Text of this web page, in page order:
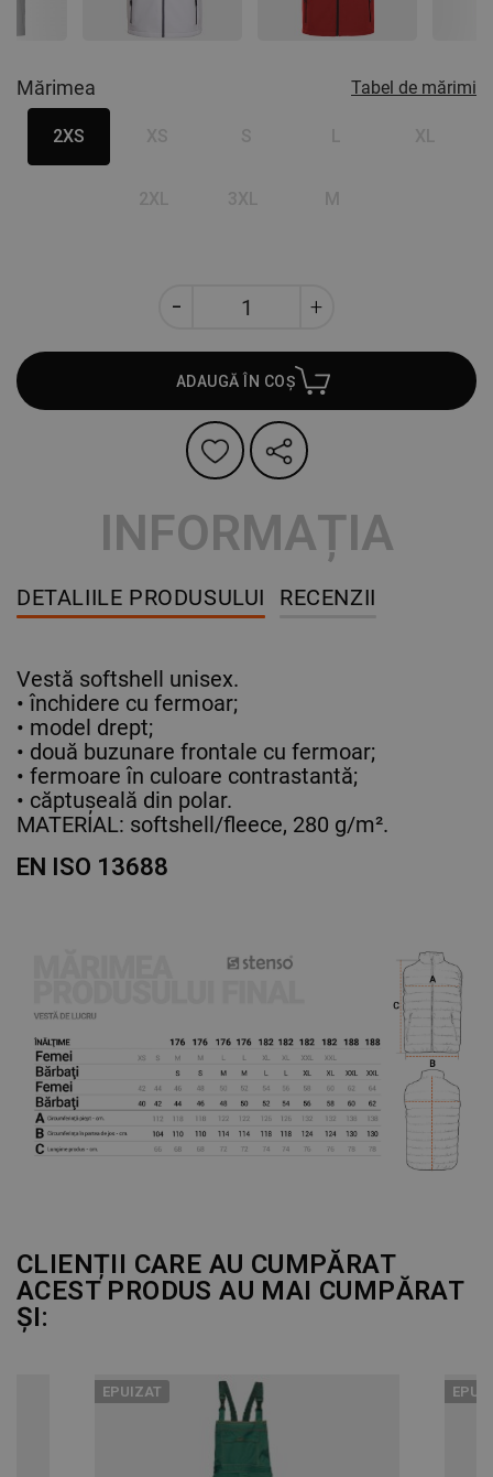
Mărimea Tabel de mărimi
2XS
ADAUGĂ ÎN COȘ
INFORMAȚIA
DETALIILE PRODUSULUI RECENZII
Vestă softshell unisex.
• închidere cu fermoar;
• model drept;
• două buzunare frontale cu fermoar;
• fermoare în culoare contrastantă;
• căptușeală din polar.
MATERIAL: softshell/fleece, 280 g/m².
EN ISO 13688
CLIENȚII CARE AU CUMPĂRAT
ACEST PRODUS AU MAI CUMPĂRAT
ȘI:
EPUIZAT